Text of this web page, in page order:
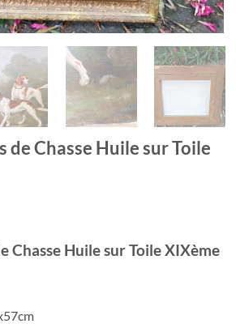
de Chasse Huile sur Toile
Chasse Huile sur Toile XIXème